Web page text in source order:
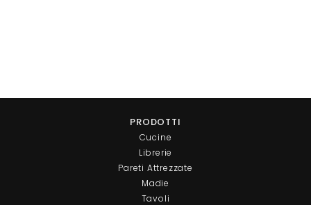
PRODOTTI
Cucine
Librerie
Pareti Attrezzate
Madie
Tavoli